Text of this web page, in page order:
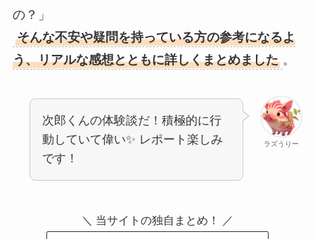
の？」
そんな不安や疑問を持っている方の参考になるよ
う、リアルな感想とともに詳しくまとめました 。
ラズうりー
次郎くんの体験談だ！積極的に行
動していて偉い✨ レポート楽しみ
です！
＼ 当サイトの独自まとめ！ ／